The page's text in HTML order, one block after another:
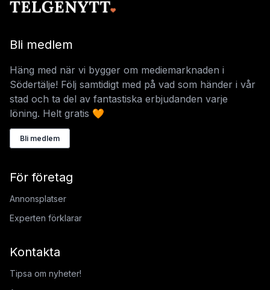
Bli medlem
Häng med när vi bygger om mediemarknaden i
Södertälje! Följ samtidigt med på vad som händer i vår
stad och ta del av fantastiska erbjudanden varje
löning. Helt gratis 🧡
Bli medlem
För företag
Annonsplatser
Experten förklarar
Kontakta
Tipsa om nyheter!